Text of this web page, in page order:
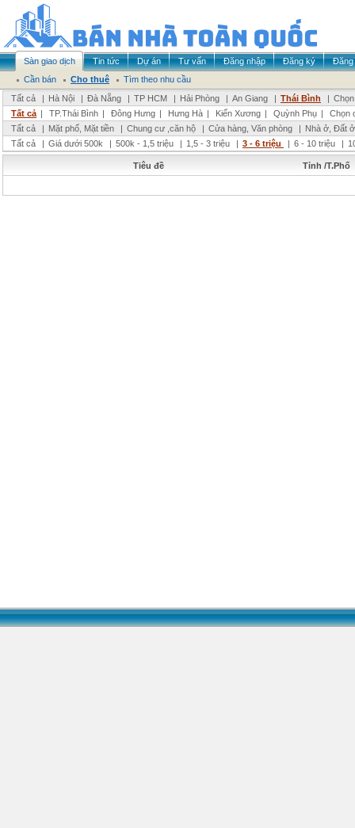
Sàn giao dịch Tin tức Dự án Tư vấn Đăng nhập Đăng ký
Đăng
Cần bán
Cho thuê
Tìm theo nhu cầu
Tất cả
| Hà Nội | Đà Nẵng | TP HCM | Hải Phòng | An Giang | Thái Bình |
Tất cả | TP.Thái Bình | Đông Hưng | Hưng Hà | Kiến Xương | Quỳnh Phụ |
Chọn
Tất cả
| Mặt phố, Mặt tiền | Chung cư ,căn hộ | Cửa hàng, Văn phòng | Nhà ở, Đất ở
Tất cả
| Giá dưới 500k | 500k - 1,5 triệu | 1,5 - 3 triệu | 3 - 6 triệu | 6 - 10 triệu |
Tiêu đề Tỉnh /T.Phố